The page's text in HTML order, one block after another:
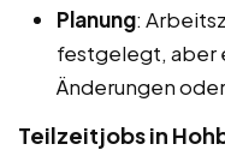
Planung:
festgelegt, aber
Änderungen
Teilzeitjobs in